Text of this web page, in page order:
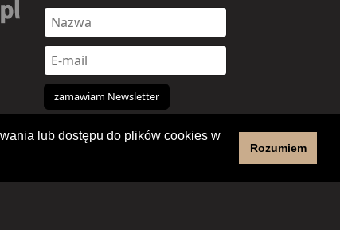
lub dostępu do plików cookies w
Rozumiem